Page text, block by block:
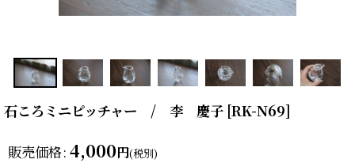
石ころミニピッチャー / 李 慶子 [RK-N69]
販売価格: 4,000円(税別)